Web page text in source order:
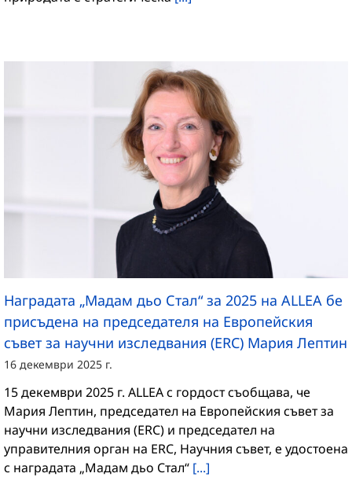
Наградата „Мадам дьо Стал“ за 2025 на ALLEA бе
присъдена на председателя на Европейския
съвет за научни изследвания (ERC) Мария Лептин
16 декември 2025 г.
15 декември 2025 г. ALLEA с гордост съобщава, че
Мария Лептин, председател на Европейския съвет за
научни изследвания (ERC) и председател на
управителния орган на ERC, Научния съвет, е удостоена
с наградата „Мадам дьо Стал“ [...]